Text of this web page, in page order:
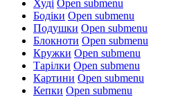
Худі Open submenu
Бодіки Open submenu
Подушки Open submenu
Блокноти Open submenu
Кружки Open submenu
Тарілки Open submenu
Картини Open submenu
Кепки Open submenu